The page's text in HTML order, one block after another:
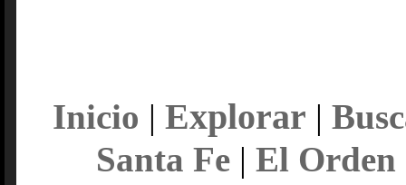
Inicio | Explorar |
Santa Fe| El Orden